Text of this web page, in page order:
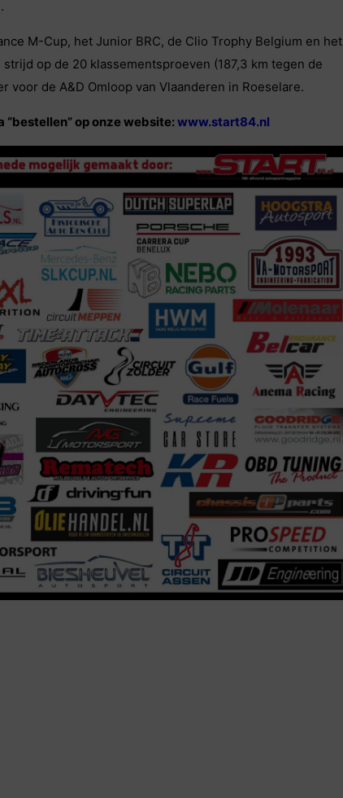
M-Cup, het Junior BRC, de Clio Trophy Belgium en het
op de 20 klassementsproeven (187,3 km tegen de
voor de A&D Omloop van Vlaanderen in Roeselare.
“bestellen” op onze website:www.start84.nl